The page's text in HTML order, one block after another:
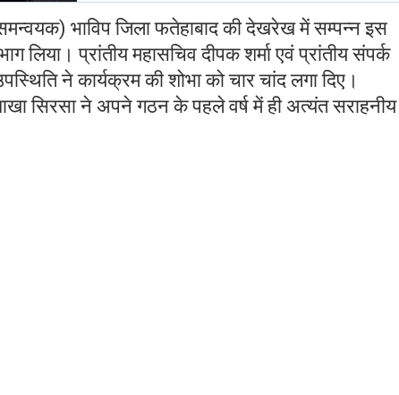
समन्वयक) भाविप जिला फतेहाबाद की देखरेख में सम्पन्न इस
लिया। प्रांतीय महासचिव दीपक शर्मा एवं प्रांतीय संपर्क
ने कार्यक्रम की शोभा को चार चांद लगा दिए।
सिरसा ने अपने गठन के पहले वर्ष में ही अत्यंत सराहनीय